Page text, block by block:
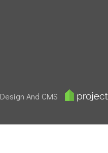
Design And CMS